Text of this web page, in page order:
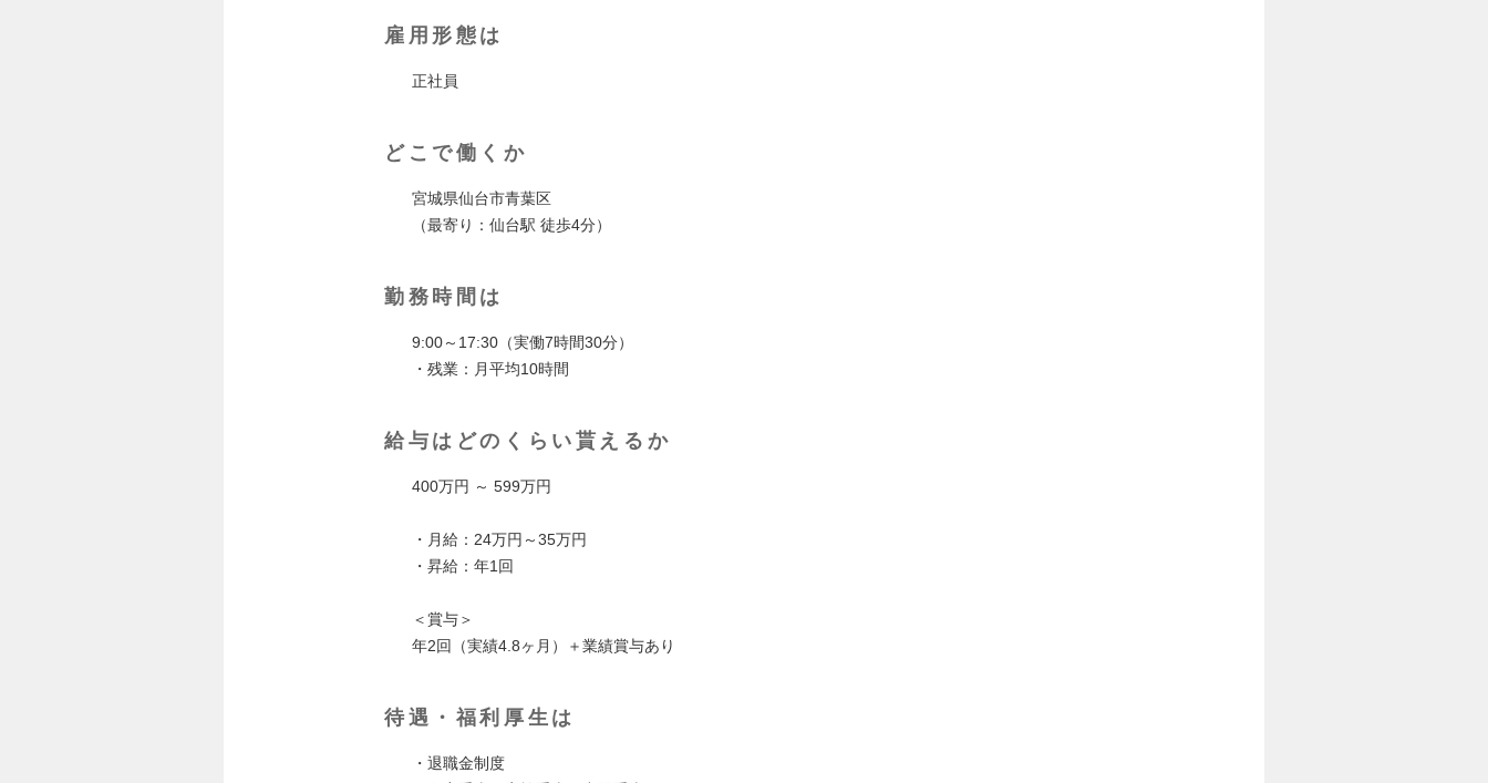
雇用形態は
正社員
どこで働くか
宮城県仙台市青葉区
（最寄り：仙台駅 徒歩4分）
勤務時間は
9:00～17:30（実働7時間30分）
・残業：月平均10時間
給与はどのくらい貰えるか
400万円 ～ 599万円
・月給：24万円～35万円
・昇給：年1回
＜賞与＞
年2回（実績4.8ヶ月）＋業績賞与あり
待遇・福利厚生は
・退職金制度